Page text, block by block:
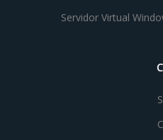
Servidor Virtual